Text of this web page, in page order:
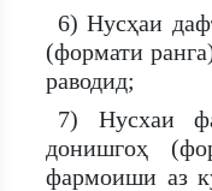
6) Нусҳаи
(формати
раводид;
7) Нусхаи
донишгоҳ
фармоиши аз